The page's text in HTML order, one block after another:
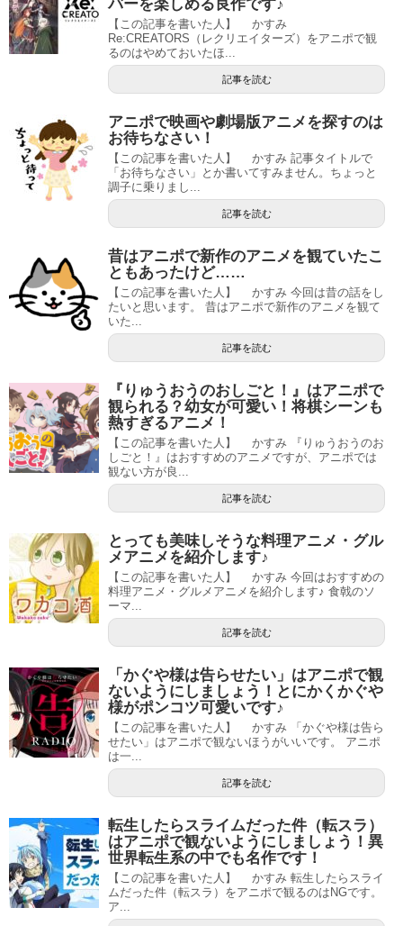
バーを楽しめる良作です♪
【この記事を書いた人】 かすみ
Re:CREATORS（レクリエイターズ）をアニポで観
るのはやめておいたほ...
記事を読む
アニポで映画や劇場版アニメを探すのは
お待ちなさい！
【この記事を書いた人】 かすみ 記事タイトルで
「お待ちなさい」とか書いてすみません。ちょっと
調子に乗りまし...
記事を読む
昔はアニポで新作のアニメを観ていたこ
ともあったけど……
【この記事を書いた人】 かすみ 今回は昔の話をし
たいと思います。 昔はアニポで新作のアニメを観て
いた...
記事を読む
『りゅうおうのおしごと！』はアニポで
観られる？幼女が可愛い！将棋シーンも
熱すぎるアニメ！
【この記事を書いた人】 かすみ 『りゅうおうのお
しごと！』はおすすめのアニメですが、アニポでは
観ない方が良...
記事を読む
とっても美味しそうな料理アニメ・グル
メアニメを紹介します♪
【この記事を書いた人】 かすみ 今回はおすすめの
料理アニメ・グルメアニメを紹介します♪ 食戟のソ
ーマ...
記事を読む
「かぐや様は告らせたい」はアニポで観
ないようにしましょう！とにかくかぐや
様がポンコツ可愛いです♪
【この記事を書いた人】 かすみ 「かぐや様は告ら
せたい」はアニポで観ないほうがいいです。 アニポ
は一...
記事を読む
転生したらスライムだった件（転スラ）
はアニポで観ないようにしましょう！異
世界転生系の中でも名作です！
【この記事を書いた人】 かすみ 転生したらスライ
ムだった件（転スラ）をアニポで観るのはNGです。
ア...